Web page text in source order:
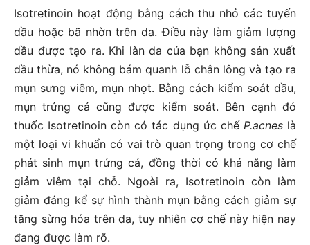
Isotretinoin hoạt động bằng cách thu nhỏ các tuyến
dầu hoặc bã nhờn trên da. Điều này làm giảm lượng
dầu được tạo ra. Khi làn da của bạn không sản xuất
dầu thừa, nó không bám quanh lỗ chân lông và tạo ra
mụn sưng viêm, mụn nhọt. Bằng cách kiểm soát dầu,
mụn trứng cá cũng được kiểm soát. Bên cạnh đó
thuốc Isotretinoin còn có tác dụng ức chế P.acnes là
một loại vi khuẩn có vai trò quan trọng trong cơ chế
phát sinh mụn trứng cá, đồng thời có khả năng làm
giảm viêm tại chỗ. Ngoài ra, Isotretinoin còn làm
giảm đáng kể sự hình thành mụn bằng cách giảm sự
tăng sừng hóa trên da, tuy nhiên cơ chế này hiện nay
đang được làm rõ.